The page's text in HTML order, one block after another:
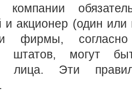
компании
акционер (один или
фирмы, согласно
штатов, могут
лица. Эти